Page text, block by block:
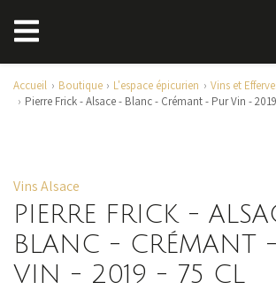
Accueil Boutique L'espace épicurien Vins et
Pierre Frick - Alsace - Blanc - Crémant - Pur Vin -
Vins Alsace
PIERRE FRICK -
BLANC - CRÉMANT
VIN - 2019 - 75 CL